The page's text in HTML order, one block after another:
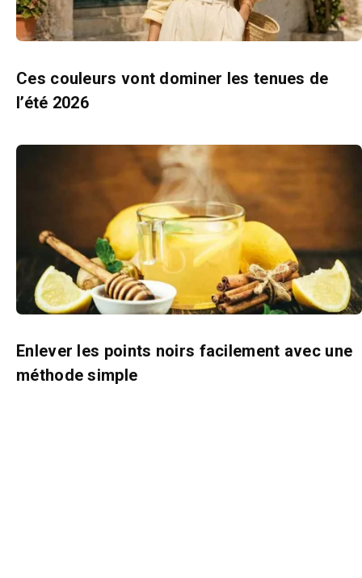
Ces couleurs vont dominer les tenues de
l’été 2026
Enlever les points noirs facilement avec une
méthode simple